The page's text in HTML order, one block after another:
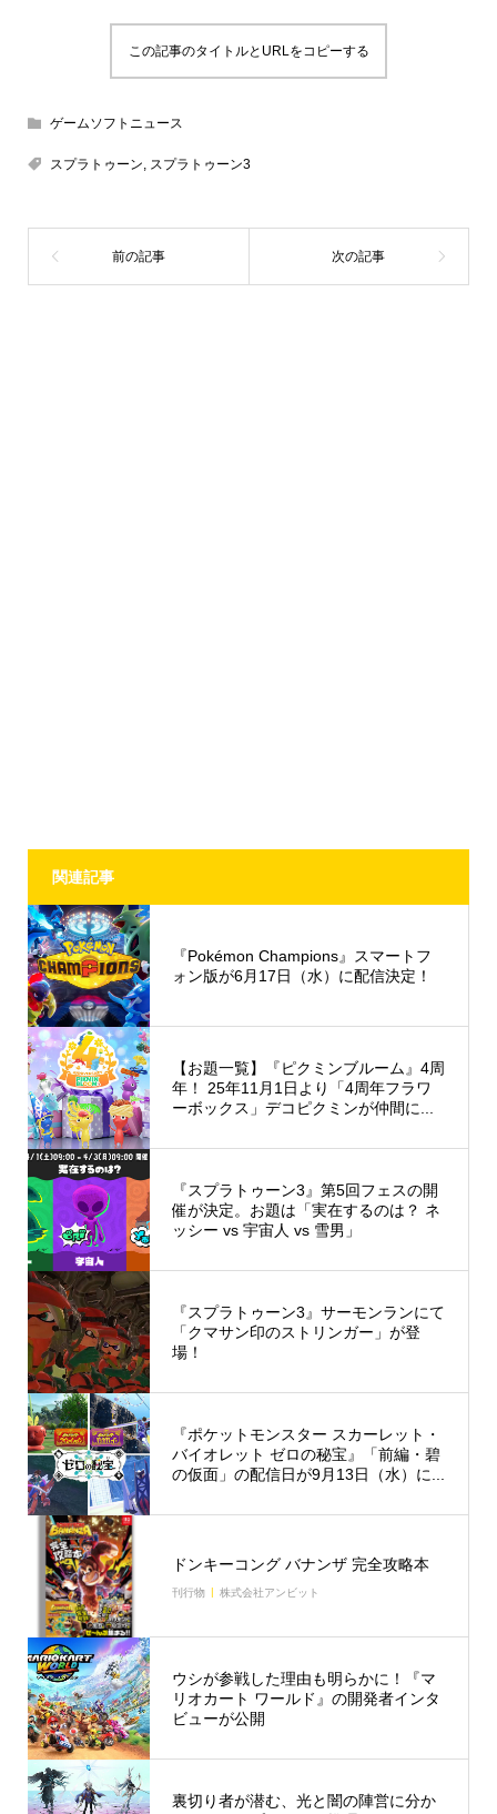
この記事のタイトルとURLをコピーする
ゲームソフトニュース
スプラトゥーン, スプラトゥーン3
関連記事
『Pokémon Champions』スマートフ
ォン版が6月17日（水）に配信決定！
【お題一覧】『ピクミンブルーム』4周
年！ 25年11月1日より「4周年フラワ
ーボックス」デコピクミンが仲間に...
『スプラトゥーン3』第5回フェスの開
催が決定。お題は「実在するのは？ ネ
ッシー vs 宇宙人 vs 雪男」
『スプラトゥーン3』サーモンランにて
「クマサン印のストリンガー」が登
場！
『ポケットモンスター スカーレット・
バイオレット ゼロの秘宝』「前編・碧
の仮面」の配信日が9月13日（水）に...
ドンキーコング バナンザ 完全攻略本
刊行物 株式会社アンビット
ウシが参戦した理由も明らかに！『マ
リオカート ワールド』の開発者インタ
ビューが公開
裏切り者が潜む、光と闇の陣営に分か